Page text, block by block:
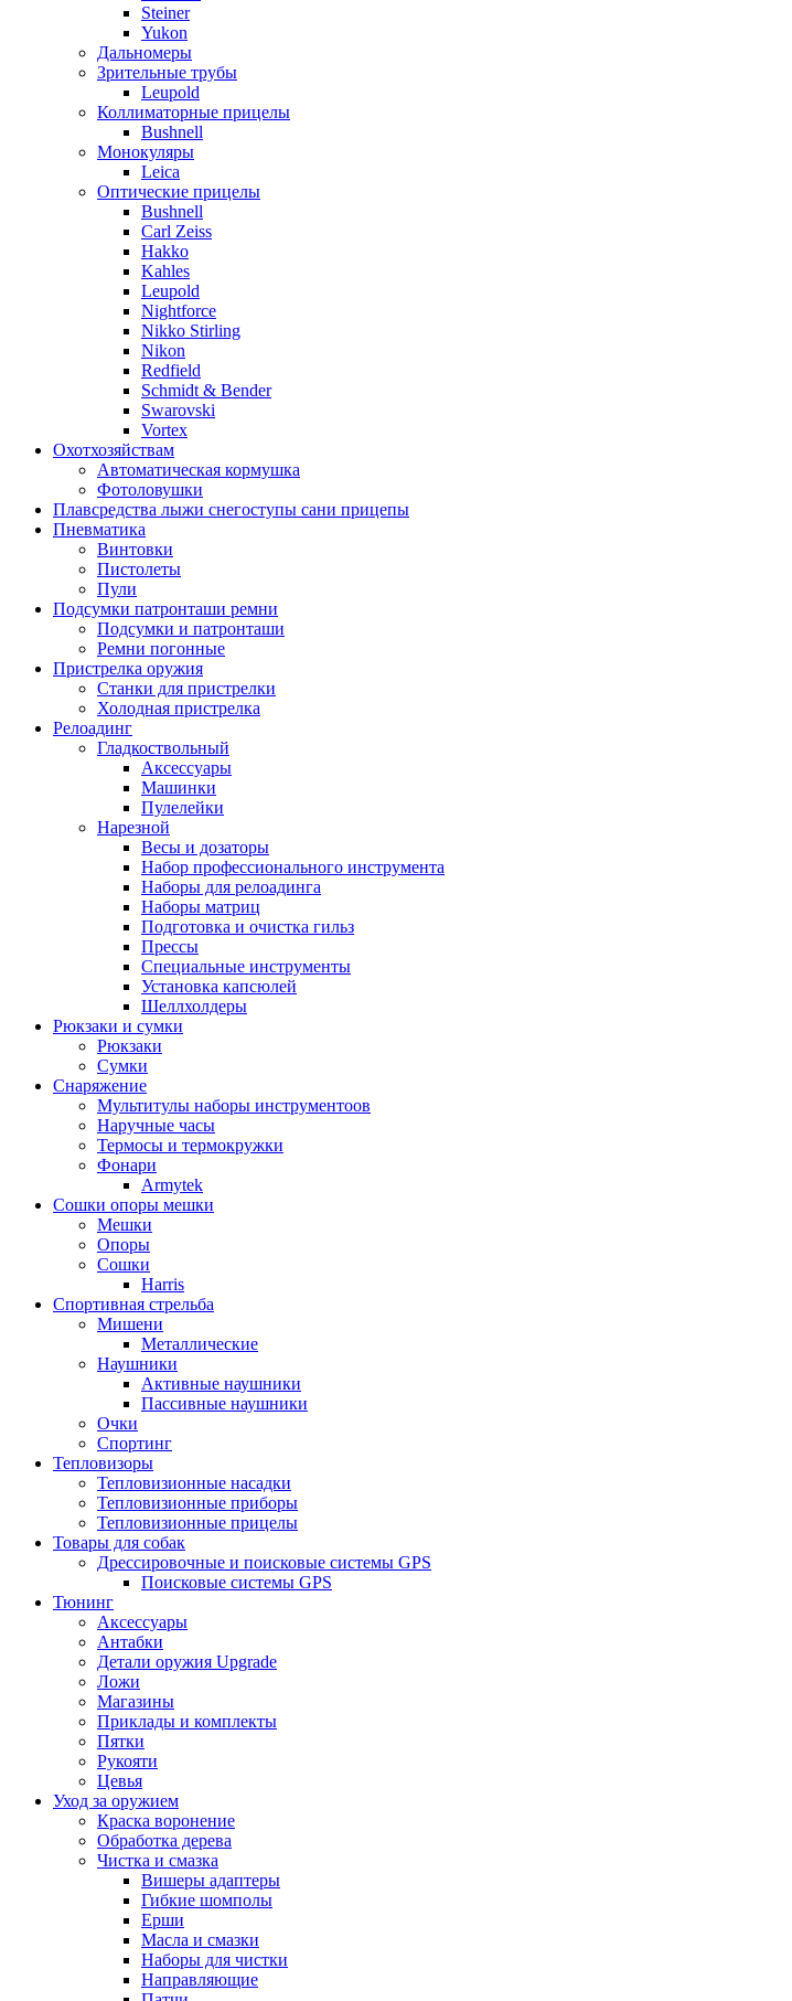
Steiner
Yukon
Дальномеры
Зрительные трубы
Leupold
Коллиматорные прицелы
Bushnell
Монокуляры
Leica
Оптические прицелы
Bushnell
Carl Zeiss
Hakko
Kahles
Leupold
Nightforce
Nikko Stirling
Nikon
Redfield
Schmidt & Bender
Swarovski
Vortex
Охотхозяйствам
Автоматическая кормушка
Фотоловушки
Плавсредства лыжи снегоступы сани прицепы
Пневматика
Винтовки
Пистолеты
Пули
Подсумки патронташи ремни
Подсумки и патронташи
Ремни погонные
Пристрелка оружия
Станки для пристрелки
Холодная пристрелка
Релоадинг
Гладкоствольный
Аксессуары
Машинки
Пулелейки
Нарезной
Весы и дозаторы
Набор профессионального инструмента
Наборы для релоадинга
Наборы матриц
Подготовка и очистка гильз
Прессы
Специальные инструменты
Установка капсюлей
Шеллхолдеры
Рюкзаки и сумки
Рюкзаки
Сумки
Снаряжение
Мультитулы наборы инструментоов
Наручные часы
Термосы и термокружки
Фонари
Armytek
Сошки опоры мешки
Мешки
Опоры
Сошки
Harris
Спортивная стрельба
Мишени
Металлические
Наушники
Активные наушники
Пассивные наушники
Очки
Спортинг
Тепловизоры
Тепловизионные насадки
Тепловизионные приборы
Тепловизионные прицелы
Товары для собак
Дрессировочные и поисковые системы GPS
Поисковые системы GPS
Тюнинг
Аксессуары
Антабки
Детали оружия Upgrade
Ложи
Магазины
Приклады и комплекты
Пятки
Рукояти
Цевья
Уход за оружием
Краска воронение
Обработка дерева
Чистка и смазка
Вишеры адаптеры
Гибкие шомполы
Ерши
Масла и смазки
Наборы для чистки
Направляющие